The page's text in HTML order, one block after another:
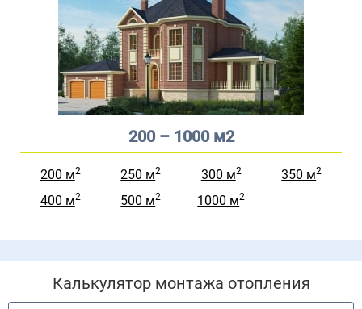
200 – 1000 м2
200 м2 250 м2 300 м2 350 м2
400 м2 500 м2 1000 м2
Калькулятор монтажа отопления